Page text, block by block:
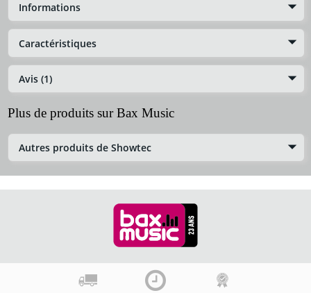
Informations
Caractéristiques
Avis (1)
Plus de produits sur Bax Music
Autres produits de Showtec